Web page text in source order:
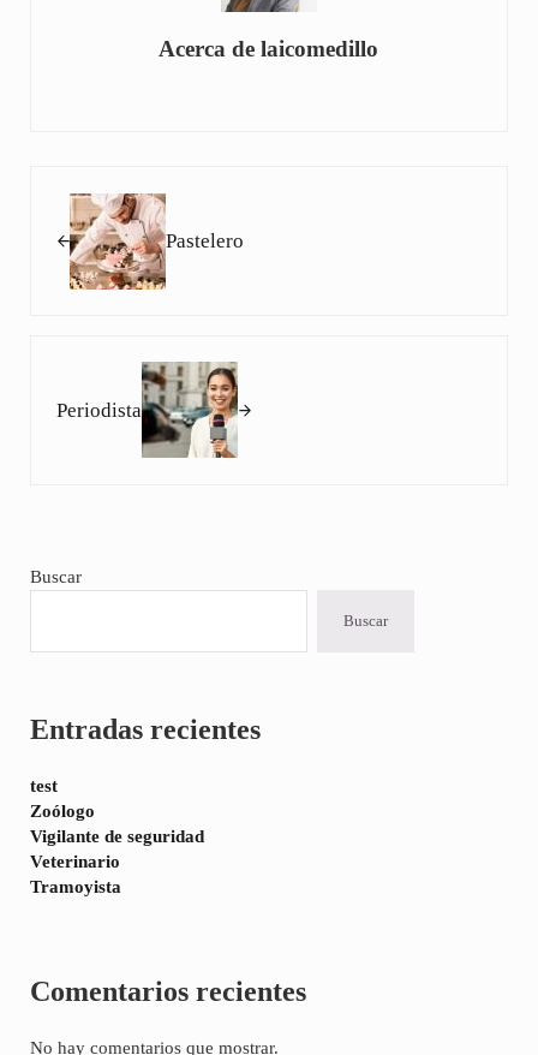
Acerca delaicomedillo
Pastelero
Periodista
Sidebar
Buscar
Buscar
Entradas recientes
test
Zoólogo
Vigilante de seguridad
Veterinario
Tramoyista
Comentarios recientes
No hay comentarios que mostrar.